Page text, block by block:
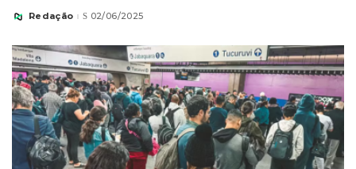
Posted
Redação 02/06/2025